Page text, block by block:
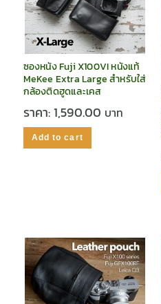
ซองหนัง Fuji X100VI หนังแท้
MeKee Extra Large สำหรับใส่
กล้องติดฮูดและเคส
ราคา:1,590.00
Add to cart